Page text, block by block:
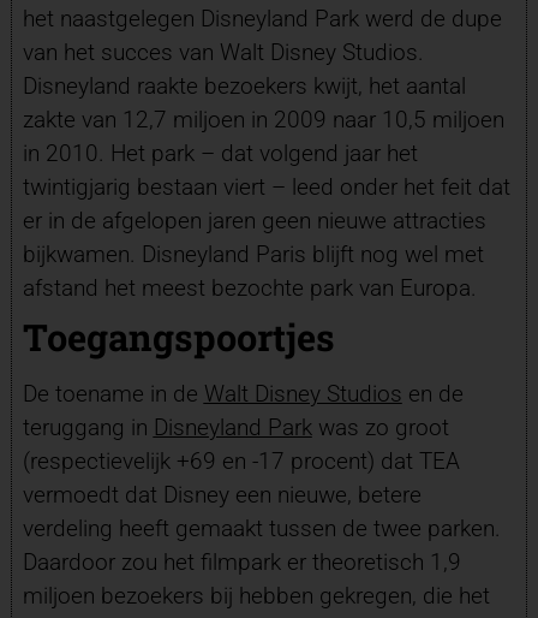
het naastgelegen Disneyland Park werd de dupe
van het succes van Walt Disney Studios.
Disneyland raakte bezoekers kwijt, het aantal
zakte van 12,7 miljoen in 2009 naar 10,5 miljoen
in 2010. Het park – dat volgend jaar het
twintigjarig bestaan viert – leed onder het feit dat
er in de afgelopen jaren geen nieuwe attracties
bijkwamen. Disneyland Paris blijft nog wel met
afstand het meest bezochte park van Europa.
Toegangspoortjes
De toename in de Walt Disney Studios en de
teruggang in Disneyland Parkwas zo groot
(respectievelijk +69 en -17 procent) dat TEA
vermoedt dat Disney een nieuwe, betere
verdeling heeft gemaakt tussen de twee parken.
Daardoor zou het filmpark er theoretisch 1,9
miljoen bezoekers bij hebben gekregen, die het